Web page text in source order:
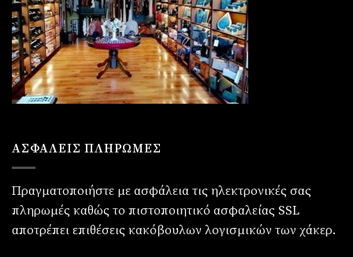
ΑΣΦΑΛΕΙΣ ΠΛΗΡΩΜΕΣ
Πραγματοποιήστε με ασφάλεια τις ηλεκτρονικές σας
πληρωμές καθώς το πιστοποιητικό ασφαλείας SSL
αποτρέπει επιθέσεις κακόβουλων λογισμικών των χάκερ.